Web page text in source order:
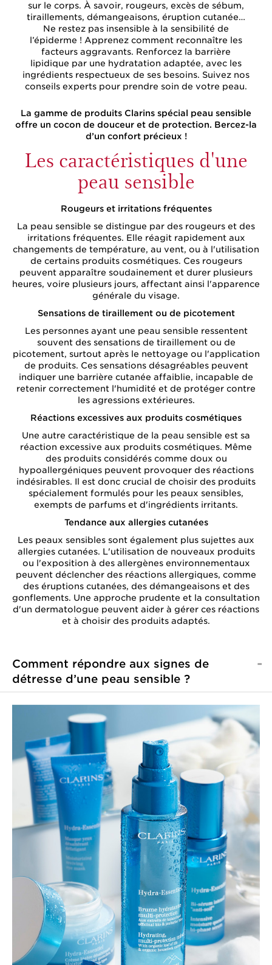
sur le corps. À savoir, rougeurs, excès de sébum,
tiraillements, démangeaisons, éruption cutanée…
Ne restez pas insensible à la sensibilité de
l’épiderme ! Apprenez comment reconnaître les
facteurs aggravants. Renforcez la barrière
lipidique par une hydratation adaptée, avec les
ingrédients respectueux de ses besoins. Suivez nos
conseils experts pour prendre soin de votre peau.
La gamme de produits Clarins spécial peau sensible
offre un cocon de douceur et de protection. Bercez-la
d’un confort précieux !
Les caractéristiques d'une
peau sensible
Rougeurs et irritations fréquentes
La peau sensible se distingue par des rougeurs et des
irritations fréquentes. Elle réagit rapidement aux
changements de température, au vent, ou à l'utilisation
de certains produits cosmétiques. Ces rougeurs
peuvent apparaître soudainement et durer plusieurs
heures, voire plusieurs jours, affectant ainsi l'apparence
générale du visage.
Sensations de tiraillement ou de picotement
Les personnes ayant une peau sensible ressentent
souvent des sensations de tiraillement ou de
picotement, surtout après le nettoyage ou l'application
de produits. Ces sensations désagréables peuvent
indiquer une barrière cutanée affaiblie, incapable de
retenir correctement l'humidité et de protéger contre
les agressions extérieures.
Réactions excessives aux produits cosmétiques
Une autre caractéristique de la peau sensible est sa
réaction excessive aux produits cosmétiques. Même
des produits considérés comme doux ou
hypoallergéniques peuvent provoquer des réactions
indésirables. Il est donc crucial de choisir des produits
spécialement formulés pour les peaux sensibles,
exempts de parfums et d'ingrédients irritants.
Tendance aux allergies cutanées
Les peaux sensibles sont également plus sujettes aux
allergies cutanées. L'utilisation de nouveaux produits
ou l'exposition à des allergènes environnementaux
peuvent déclencher des réactions allergiques, comme
des éruptions cutanées, des démangeaisons et des
gonflements. Une approche prudente et la consultation
d'un dermatologue peuvent aider à gérer ces réactions
et à choisir des produits adaptés.
Comment répondre aux signes de
détresse d’une peau sensible ?